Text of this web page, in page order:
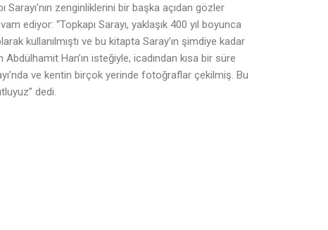
zenginliklerini bir başka açıdan gözler
ediyor: “Topkapı Sarayı, yaklaşık 400 yıl boyunca
kullanılmıştı ve bu kitapta Saray’ın şimdiye kadar
Han’ın isteğiyle, icadından kısa bir süre
ve kentin birçok yerinde fotoğraflar çekilmiş. Bu
dedi.